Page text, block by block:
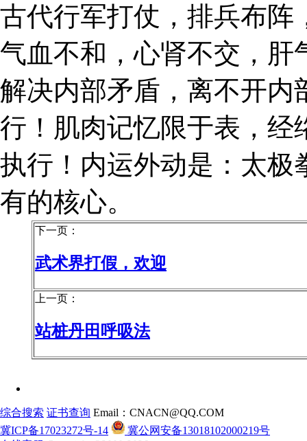
古代行军打仗，排兵布阵
气血不和，心肾不交，肝
解决内部矛盾，离不开内
行！肌肉记忆限于表，经
执行！内运外动是：太极
有的核心。
下一页：
武术界打假，欢迎
上一页：
站桩丹田呼吸法
综合搜索 证书查询 Email：CNACN@QQ.COM
冀ICP备17023272号-14
冀公网安备13018102000219号